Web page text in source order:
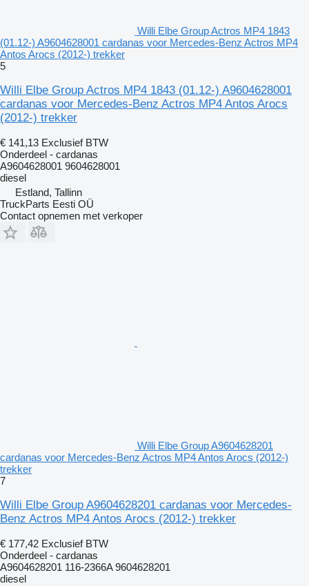
Willi Elbe Group Actros MP4 1843
(01.12-) A9604628001 cardanas voor Mercedes-Benz Actros MP4
Antos Arocs (2012-) trekker
5
Willi Elbe Group Actros MP4 1843 (01.12-) A9604628001
cardanas voor Mercedes-Benz Actros MP4 Antos Arocs
(2012-) trekker
€ 141,13 Exclusief BTW
Onderdeel - cardanas
A9604628001 9604628001
diesel
Estland, Tallinn
TruckParts Eesti OÜ
Contact opnemen met verkoper
Willi Elbe Group A9604628201
cardanas voor Mercedes-Benz Actros MP4 Antos Arocs (2012-)
trekker
7
Willi Elbe Group A9604628201 cardanas voor Mercedes-
Benz Actros MP4 Antos Arocs (2012-) trekker
€ 177,42 Exclusief BTW
Onderdeel - cardanas
A9604628201 116-2366A 9604628201
diesel